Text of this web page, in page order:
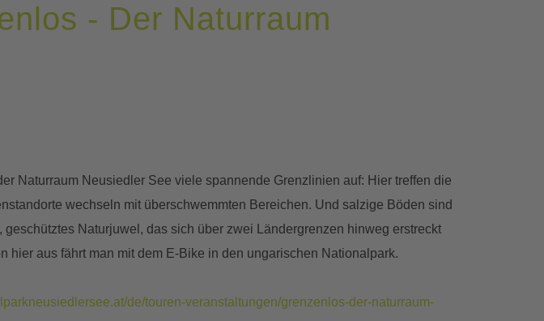
- Der Naturraum
Naturraum Neusiedler See viele spannende Grenzlinien auf: Hier treffen die
wechseln mit überschwemmten Bereichen. Und salzige Böden sind
Naturjuwel, das sich über zwei Ländergrenzen hinweg erstreckt
hier aus fährt man mit dem E-Bike in den ungarischen Nationalpark.
de/touren-veranstaltungen/grenzenlos-der-naturraum-